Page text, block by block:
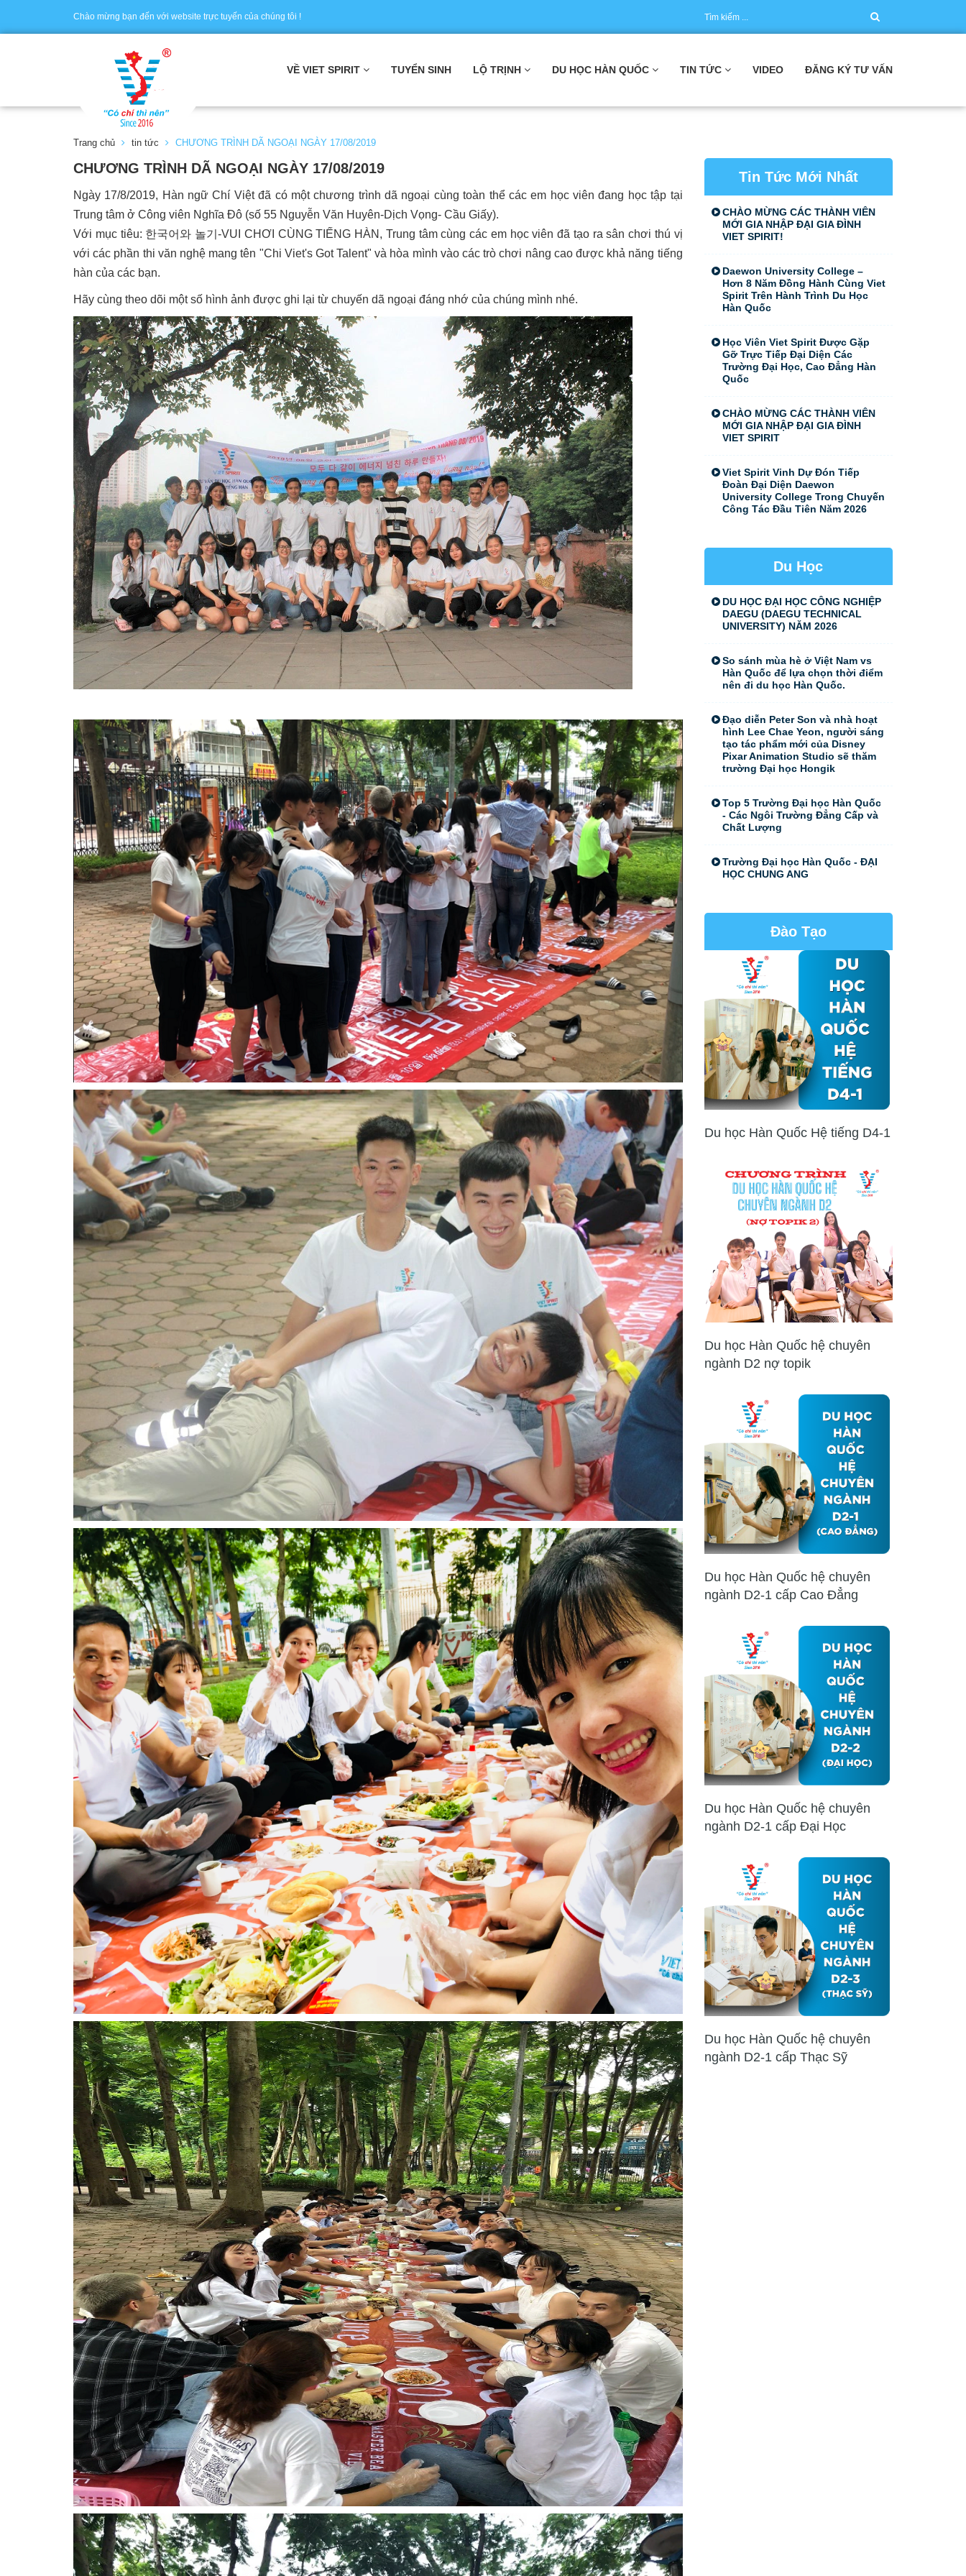
Chào mừng bạn đến với website trực tuyến của chúng tôi !
VỀ VIET SPIRIT TUYỂN SINH LỘ TRỊNH DU HỌC HÀN QUỐC TIN TỨC VIDEO ĐĂNG KÝ TƯ VẤN
Trang chủ tin tức CHƯƠNG TRÌNH DÃ NGOẠI NGÀY 17/08/2019
CHƯƠNG TRÌNH DÃ NGOẠI NGÀY 17/08/2019
Ngày 17/8/2019, Hàn ngữ Chí Việt đã có một chương trình dã ngoại cùng toàn thể các em học viên đang học tập tại
Trung tâm ở Công viên Nghĩa Đô (số 55 Nguyễn Văn Huyên-Dịch Vọng- Cầu Giấy).
Với mục tiêu: 한국어와 놀기-VUI CHƠI CÙNG TIẾNG HÀN, Trung tâm cùng các em học viên đã tạo ra sân chơi thú vị
với các phần thi văn nghệ mang tên "Chi Viet's Got Talent" và hòa mình vào các trò chơi nâng cao được khả năng tiếng
hàn của các bạn.
Hãy cùng theo dõi một số hình ảnh được ghi lại từ chuyến dã ngoại đáng nhớ của chúng mình nhé.
Tin Tức Mới Nhất
CHÀO MỪNG CÁC THÀNH VIÊN
MỚI GIA NHẬP ĐẠI GIA ĐÌNH
VIET SPIRIT!
Daewon University College –
Hơn 8 Năm Đồng Hành Cùng Viet
Spirit Trên Hành Trình Du Học
Hàn Quốc
Học Viên Viet Spirit Được Gặp
Gỡ Trực Tiếp Đại Diện Các
Trường Đại Học, Cao Đẳng Hàn
Quốc
CHÀO MỪNG CÁC THÀNH VIÊN
MỚI GIA NHẬP ĐẠI GIA ĐÌNH
VIET SPIRIT
Viet Spirit Vinh Dự Đón Tiếp
Đoàn Đại Diện Daewon
University College Trong Chuyến
Công Tác Đầu Tiên Năm 2026
Du Học
DU HỌC ĐẠI HỌC CÔNG NGHIỆP
DAEGU (DAEGU TECHNICAL
UNIVERSITY) NĂM 2026
So sánh mùa hè ở Việt Nam vs
Hàn Quốc để lựa chọn thời điểm
nên đi du học Hàn Quốc.
Đạo diễn Peter Son và nhà hoạt
hình Lee Chae Yeon, người sáng
tạo tác phẩm mới của Disney
Pixar Animation Studio sẽ thăm
trường Đại học Hongik
Top 5 Trường Đại học Hàn Quốc
- Các Ngôi Trường Đẳng Cấp và
Chất Lượng
Trường Đại học Hàn Quốc - ĐẠI
HỌC CHUNG ANG
Đào Tạo
Du học Hàn Quốc Hệ tiếng D4-1
Du học Hàn Quốc hệ chuyên
ngành D2 nợ topik
Du học Hàn Quốc hệ chuyên
ngành D2-1 cấp Cao Đẳng
Du học Hàn Quốc hệ chuyên
ngành D2-1 cấp Đại Học
Du học Hàn Quốc hệ chuyên
ngành D2-1 cấp Thạc Sỹ